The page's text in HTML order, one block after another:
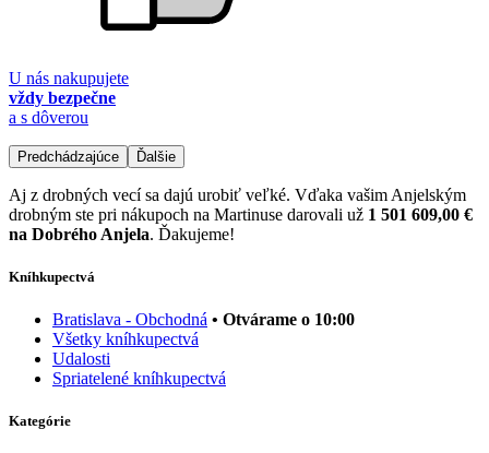
U nás nakupujete
vždy bezpečne
a s dôverou
Predchádzajúce Ďalšie
Aj z drobných vecí sa dajú urobiť veľké. Vďaka vašim Anjelským
drobným ste pri nákupoch na Martinuse darovali už 1 501 609,00 €
na Dobrého Anjela. Ďakujeme!
Kníhkupectvá
Bratislava - Obchodná • Otvárame o 10:00
Všetky kníhkupectvá
Udalosti
Spriatelené kníhkupectvá
Kategórie